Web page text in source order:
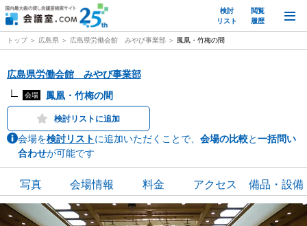
検討
リスト
閲覧
履歴
トップ 広島県 広島県労働会館 みやび事業部 鳳凰・竹梅の間
広島県労働会館 みやび事業部
会場 鳳凰・竹梅の間
検討リストに追加
会場を検討リストに追加いただくことで、 会場の比較と一括問い
合わせが可能です
写真 会場情報 料金 アクセス 備品・設備